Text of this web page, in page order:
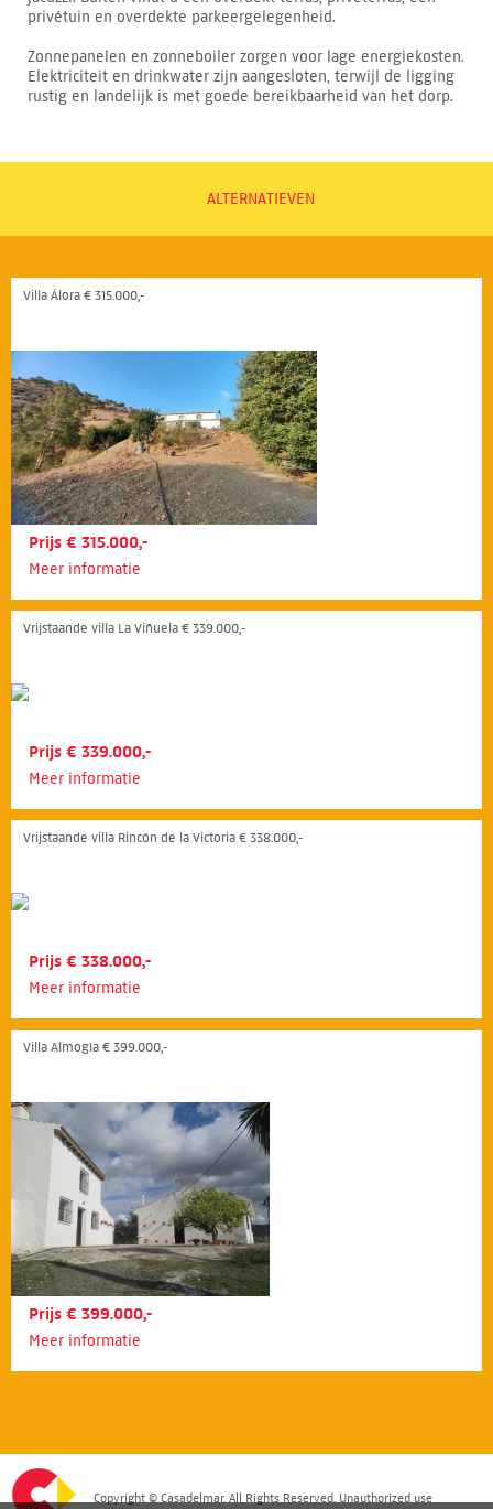
privétuin en overdekte parkeergelegenheid.
Zonnepanelen en zonneboiler zorgen voor lage energiekosten.
Elektriciteit en drinkwater zijn aangesloten, terwijl de ligging
rustig en landelijk is met goede bereikbaarheid van het dorp.
ALTERNATIEVEN
Villa Álora € 315.000,-
Prijs € 315.000,-
Meer informatie
Vrijstaande villa La Viñuela € 339.000,-
Prijs € 339.000,-
Meer informatie
Vrijstaande villa Rincón de la Victoria € 338.000,-
Prijs € 338.000,-
Meer informatie
Villa Almogía € 399.000,-
Prijs € 399.000,-
Meer informatie
Copyright © Casadelmar. All Rights Reserved. Unauthorized use